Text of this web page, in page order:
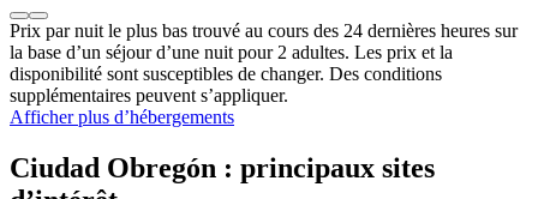
Prix par nuit le plus bas trouvé au cours des 24 dernières heures sur
la base d’un séjour d’une nuit pour 2 adultes. Les prix et la
disponibilité sont susceptibles de changer. Des conditions
supplémentaires peuvent s’appliquer.
Afficher plus d’hébergements
Ciudad Obregón : principaux sites